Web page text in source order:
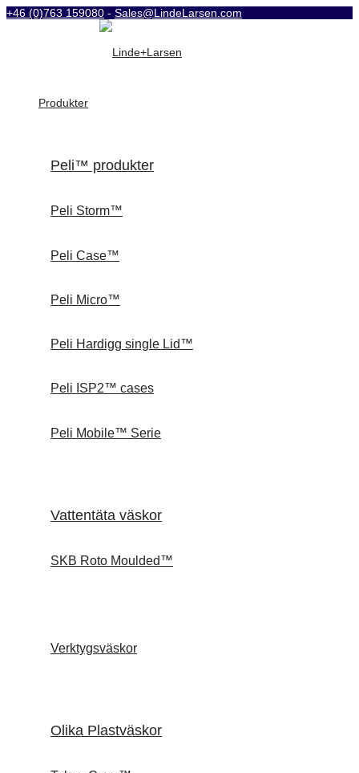
+46 (0)763 159080 - Sales@LindeLarsen.com
Produkter
Peli™ produkter
Peli Storm™
Peli Case™
Peli Micro™
Peli Hardigg single Lid™
Peli ISP2™ cases
Peli Mobile™ Serie
Vattentäta väskor
SKB Roto Moulded™
Verktygsväskor
Olika Plastväskor